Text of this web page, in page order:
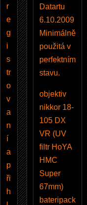
r
e
g
i
s
tr
o
v
a
n
í
a
p
ři
h
Datartu
6.10.2009
Minimálně
použitá v
perfektním
stavu.
objektiv
nikkor 18-
105 DX
VR (UV
filtr HoYA
HMC
Super
67mm)
bateripack